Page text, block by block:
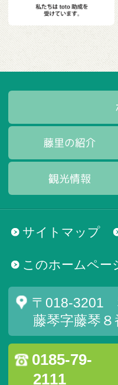
サイトマップ
このホームペー
〒018-3201
藤琴字藤琴８
0185-79-
2111